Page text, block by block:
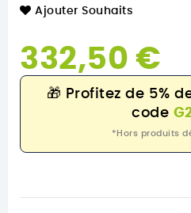
Ajouter Souhaits
332,50 €
🎁 Profitez de 5%
code
*Hors produits